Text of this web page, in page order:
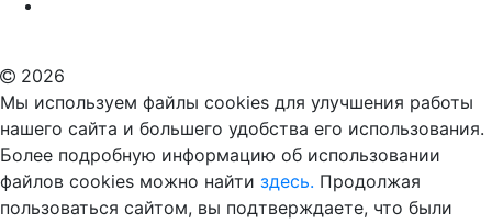
2026
Мы используем файлы cookies для улучшения работы
нашего сайта и большего удобства его использования.
Более подробную информацию об использовании
файлов cookies можно найти здесь. Продолжая
пользоваться сайтом, вы подтверждаете, что были